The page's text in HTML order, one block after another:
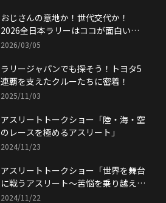
おじさんの意地か！世代交代か！
2026全日本ラリーはココが面白い！
勝田範彦選手 大竹直生選手 生出演！
2026/03/05
ラリージャパンでも探そう！トヨタ5
連覇を支えたクルーたちに密着！
2025/11/03
アスリートトークショー「陸・海・空
のレースを極めるアスリート」
2024/11/23
アスリートトークショー「世界を舞台
に戦うアスリート～苦悩を乗り越えて
挑む〜」
2024/11/22